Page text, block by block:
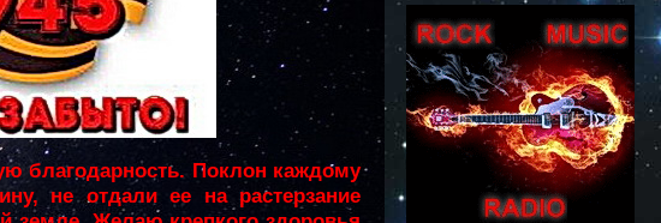
благодарность. Поклон каждому
не отдали ее на растерзание